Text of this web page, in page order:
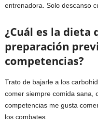
entrenadora. Solo descanso
¿Cuál es la dieta
preparación
competencias?
Trato de bajarle a los
comer siempre comida sana,
competencias me gusta
los combates.